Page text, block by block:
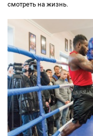
смотреть на жизнь.